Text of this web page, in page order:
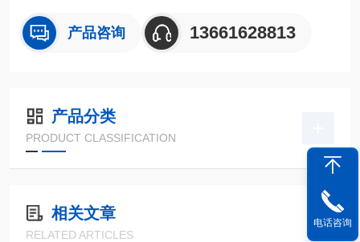
产品咨询 13661628813
产品分类
PRODUCT CLASSIFICATION
相关文章
RELATED ARTICLES
电话咨询